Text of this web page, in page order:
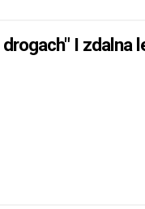
I zdalna